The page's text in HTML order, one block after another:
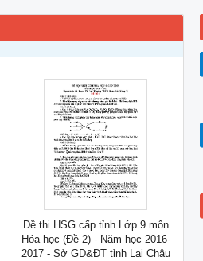
Đề thi HSG cấp tỉnh Lớp 9 môn
Hóa học (Đề 2) - Năm học 2016-
2017 - Sở GD&ĐT tỉnh Lai Châu